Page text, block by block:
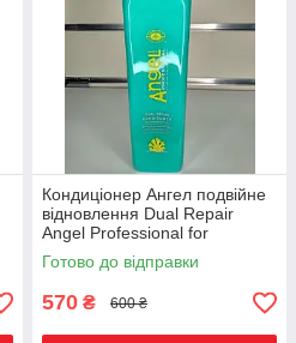
Кондиціонер Ангел подвійне
відновлення Dual Repair
Angel Professional for
damaged/dry hair 500ml
Готово до відправки
570 ₴ 600 ₴